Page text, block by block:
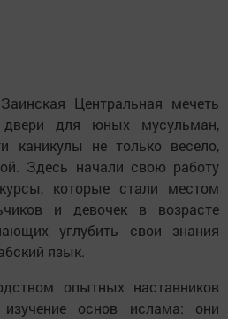
Центральная мечеть
для юных мусульман,
каникулы не только весело,
Здесь начали свою работу
которые стали местом
и девочек в возрасте
углубить свои знания
язык.
опытных наставников
основ ислама: они